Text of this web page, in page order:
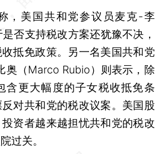
美国共和党参议员麦克-李
是否支持税改方案还犹豫不决，
抵免政策。另一名美国共和党
奥（Marco Rubio）则表示，除
含更大幅度的子女税收抵免条
对共和党的税改议案。美国股
资者越来越担忧共和党的税改
过关。